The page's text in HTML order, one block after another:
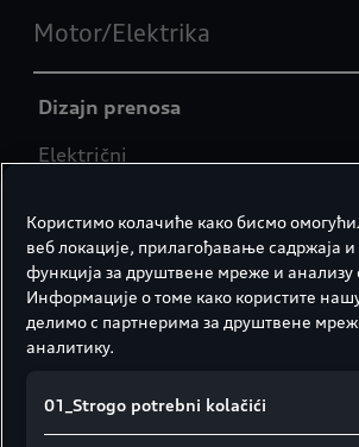
Motor/Elektrika
Dizajn prenosa
Električni
Maksimalni obrtni moment
640 Nm
Tip baterije
Користимо колачиће како бисмо
веб локације, прилагођавање садржаја
функција за друштвене мреже и анализу
Информације о томе како користите
делимо с партнерима за друштвене
аналитику.
01_Strogo potrebni kolačići